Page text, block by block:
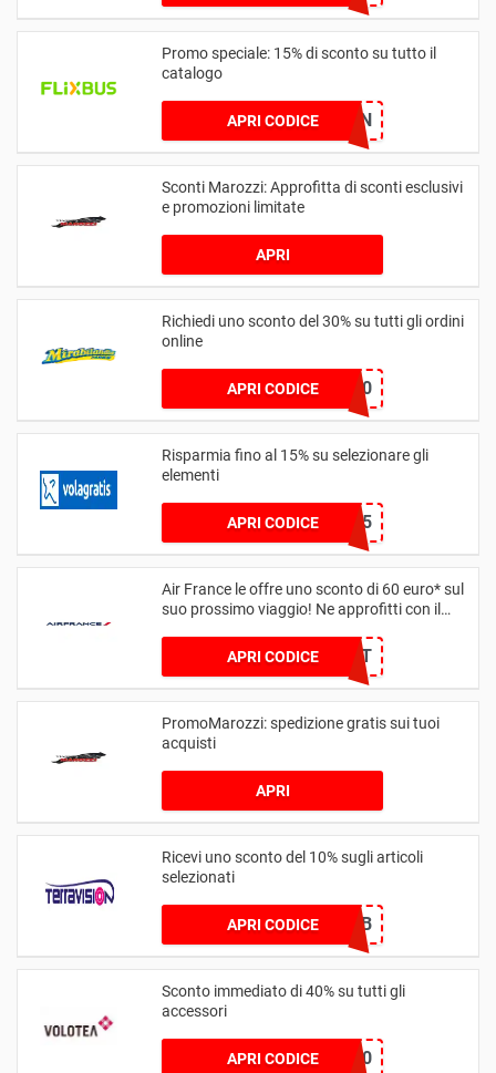
Promo speciale: 15% di sconto su tutto il
catalogo
APRI CODICEFLX47UN
Sconti Marozzi: Approfitta di sconti esclusivi
e promozioni limitate
APRI
Richiedi uno sconto del 30% su tutti gli ordini
online
APRI CODICELUCKY30
Risparmia fino al 15% su selezionare gli
elementi
APRI CODICEAPP15
Air France le offre uno sconto di 60 euro* sul
suo prossimo viaggio! Ne approfitti con il
APRI CODICE
AFDISCOUNT
PromoMarozzi: spedizione gratis sui tuoi
acquisti
APRI
Ricevi uno sconto del 10% sugli articoli
selezionati
APRI CODICE
TER10BENHB
Sconto immediato di 40% su tutti gli
accessori
APRI CODICESPRING40